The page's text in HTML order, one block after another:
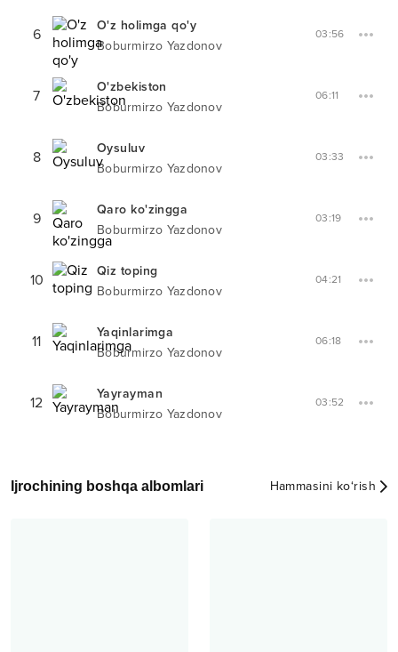
6
O'z holimga qo'y
Boburmirzo Yazdonov
03:56
7
O'zbekiston
Boburmirzo Yazdonov
06:11
8
Oysuluv
Boburmirzo Yazdonov
03:33
9
Qaro ko'zingga
Boburmirzo Yazdonov
03:19
10
Qiz toping
Boburmirzo Yazdonov
04:21
11
Yaqinlarimga
Boburmirzo Yazdonov
06:18
12
Yayrayman
Boburmirzo Yazdonov
03:52
Ijrochining boshqa albomlari Hammasini ko‘rish